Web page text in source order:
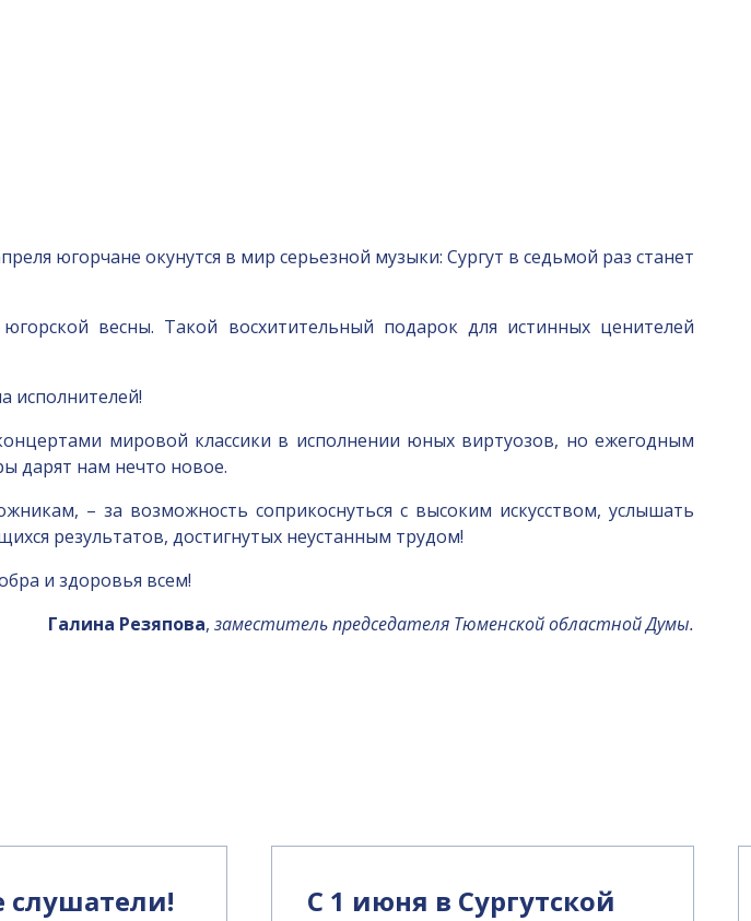
югорчане окунутся в мир серьезной музыки: Сургут в седьмой раз станет
весны. Такой восхитительный подарок для истинных ценителей
исполнителей!
мировой классики в исполнении юных виртуозов, но ежегодным
дарят нам нечто новое.
– за возможность соприкоснуться с высоким искусством, услышать
результатов, достигнутых неустанным трудом!
и здоровья всем!
Галина Резяпова, заместитель председателя Тюменской областной Думы.
С 1 июня в Сургутской